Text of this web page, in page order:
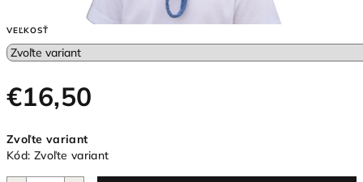
VEĽKOSŤ
€16,50
cena:
Zvoľte variant
Kód: Zvoľte variant